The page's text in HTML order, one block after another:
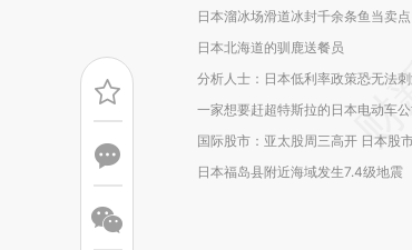
日本溜冰场滑道冰封千余条鱼当卖
日本北海道的驯鹿送餐员
分析人士：日本低利率政策恐无法
一家想要赶超特斯拉的日本电动车公
国际股市：亚太股周三高开 日本股
日本福岛县附近海域发生7.4级地震